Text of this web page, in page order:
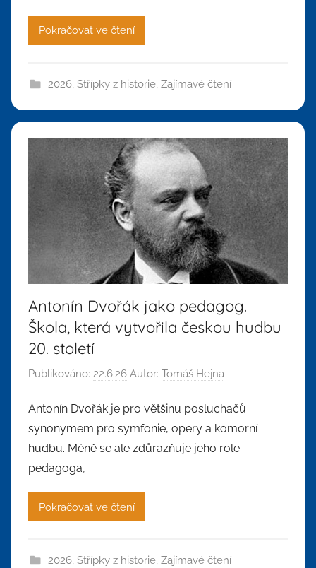
Pokračovat ve čtení
2026, Střípky z historie, Zajímavé čtení
Antonín Dvořák jako pedagog.
Škola, která vytvořila českou hudbu
20. století
Publikováno: 22.6.26 Autor: Tomáš Hejna
Antonín Dvořák je pro většinu posluchačů
synonymem pro symfonie, opery a komorní
hudbu. Méně se ale zdůrazňuje jeho role
pedagoga,
Pokračovat ve čtení
2026, Střípky z historie, Zajímavé čtení